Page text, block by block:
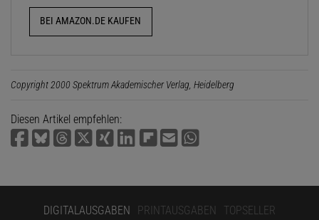
BEI AMAZON.DE KAUFEN
Copyright 2000 Spektrum Akademischer Verlag, Heidelberg
Diesen Artikel empfehlen:
DIGITALAUSGABEN PRINTAUSGABEN TOPSELLER